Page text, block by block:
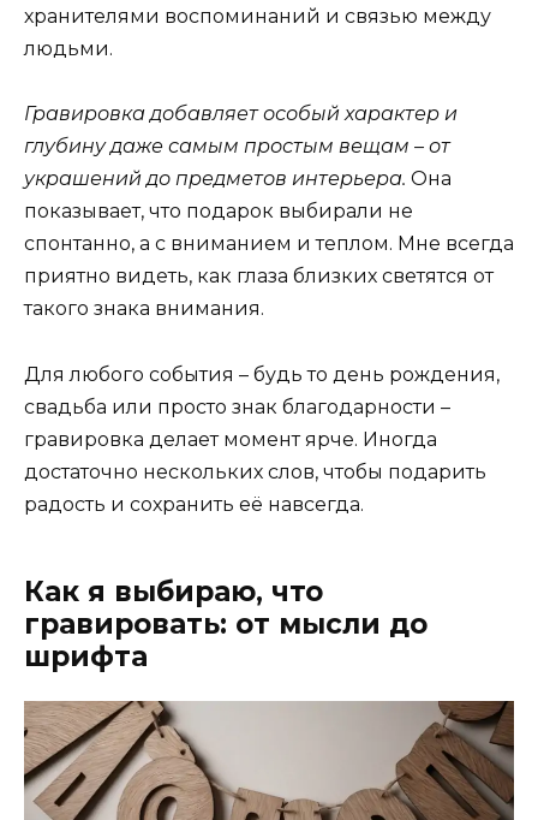
хранителями воспоминаний и связью между
людьми.
Гравировка добавляет особый характер и
глубину даже самым простым вещам – от
украшений до предметов интерьера. Она
показывает, что подарок выбирали не
спонтанно, а с вниманием и теплом. Мне всегда
приятно видеть, как глаза близких светятся от
такого знака внимания.
Для любого события – будь то день рождения,
свадьба или просто знак благодарности –
гравировка делает момент ярче. Иногда
достаточно нескольких слов, чтобы подарить
радость и сохранить её навсегда.
Как я выбираю, что
гравировать: от мысли до
шрифта